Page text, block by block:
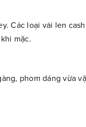
Các loại vải len
mặc.
phom dáng vừa